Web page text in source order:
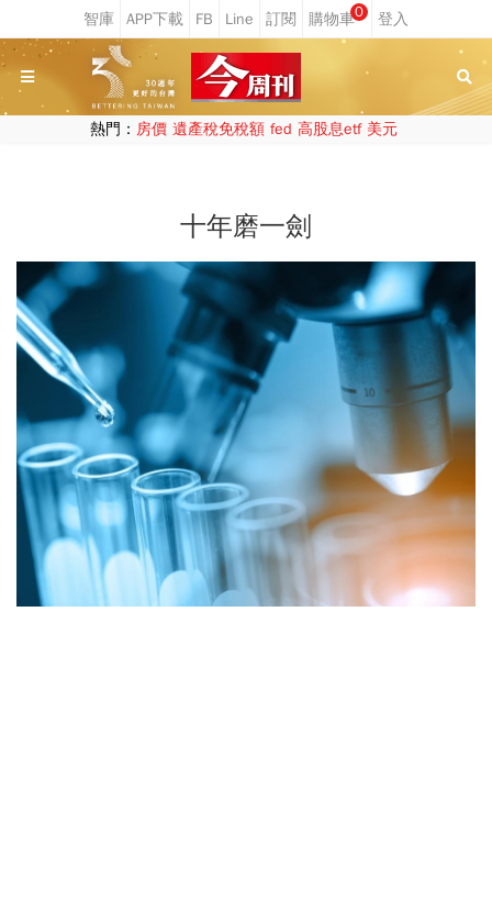
0
熱門： 房價 遺產稅免稅額 fed 高股息etf 美元
十年磨一劍